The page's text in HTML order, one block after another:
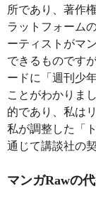
所であり、著作
ラットフォーム
ーティストがマ
できるものです
ードに「週刊少
ことがわかりま
的であり、私は
私が調整した「
通じて講談社の
マンガRawの